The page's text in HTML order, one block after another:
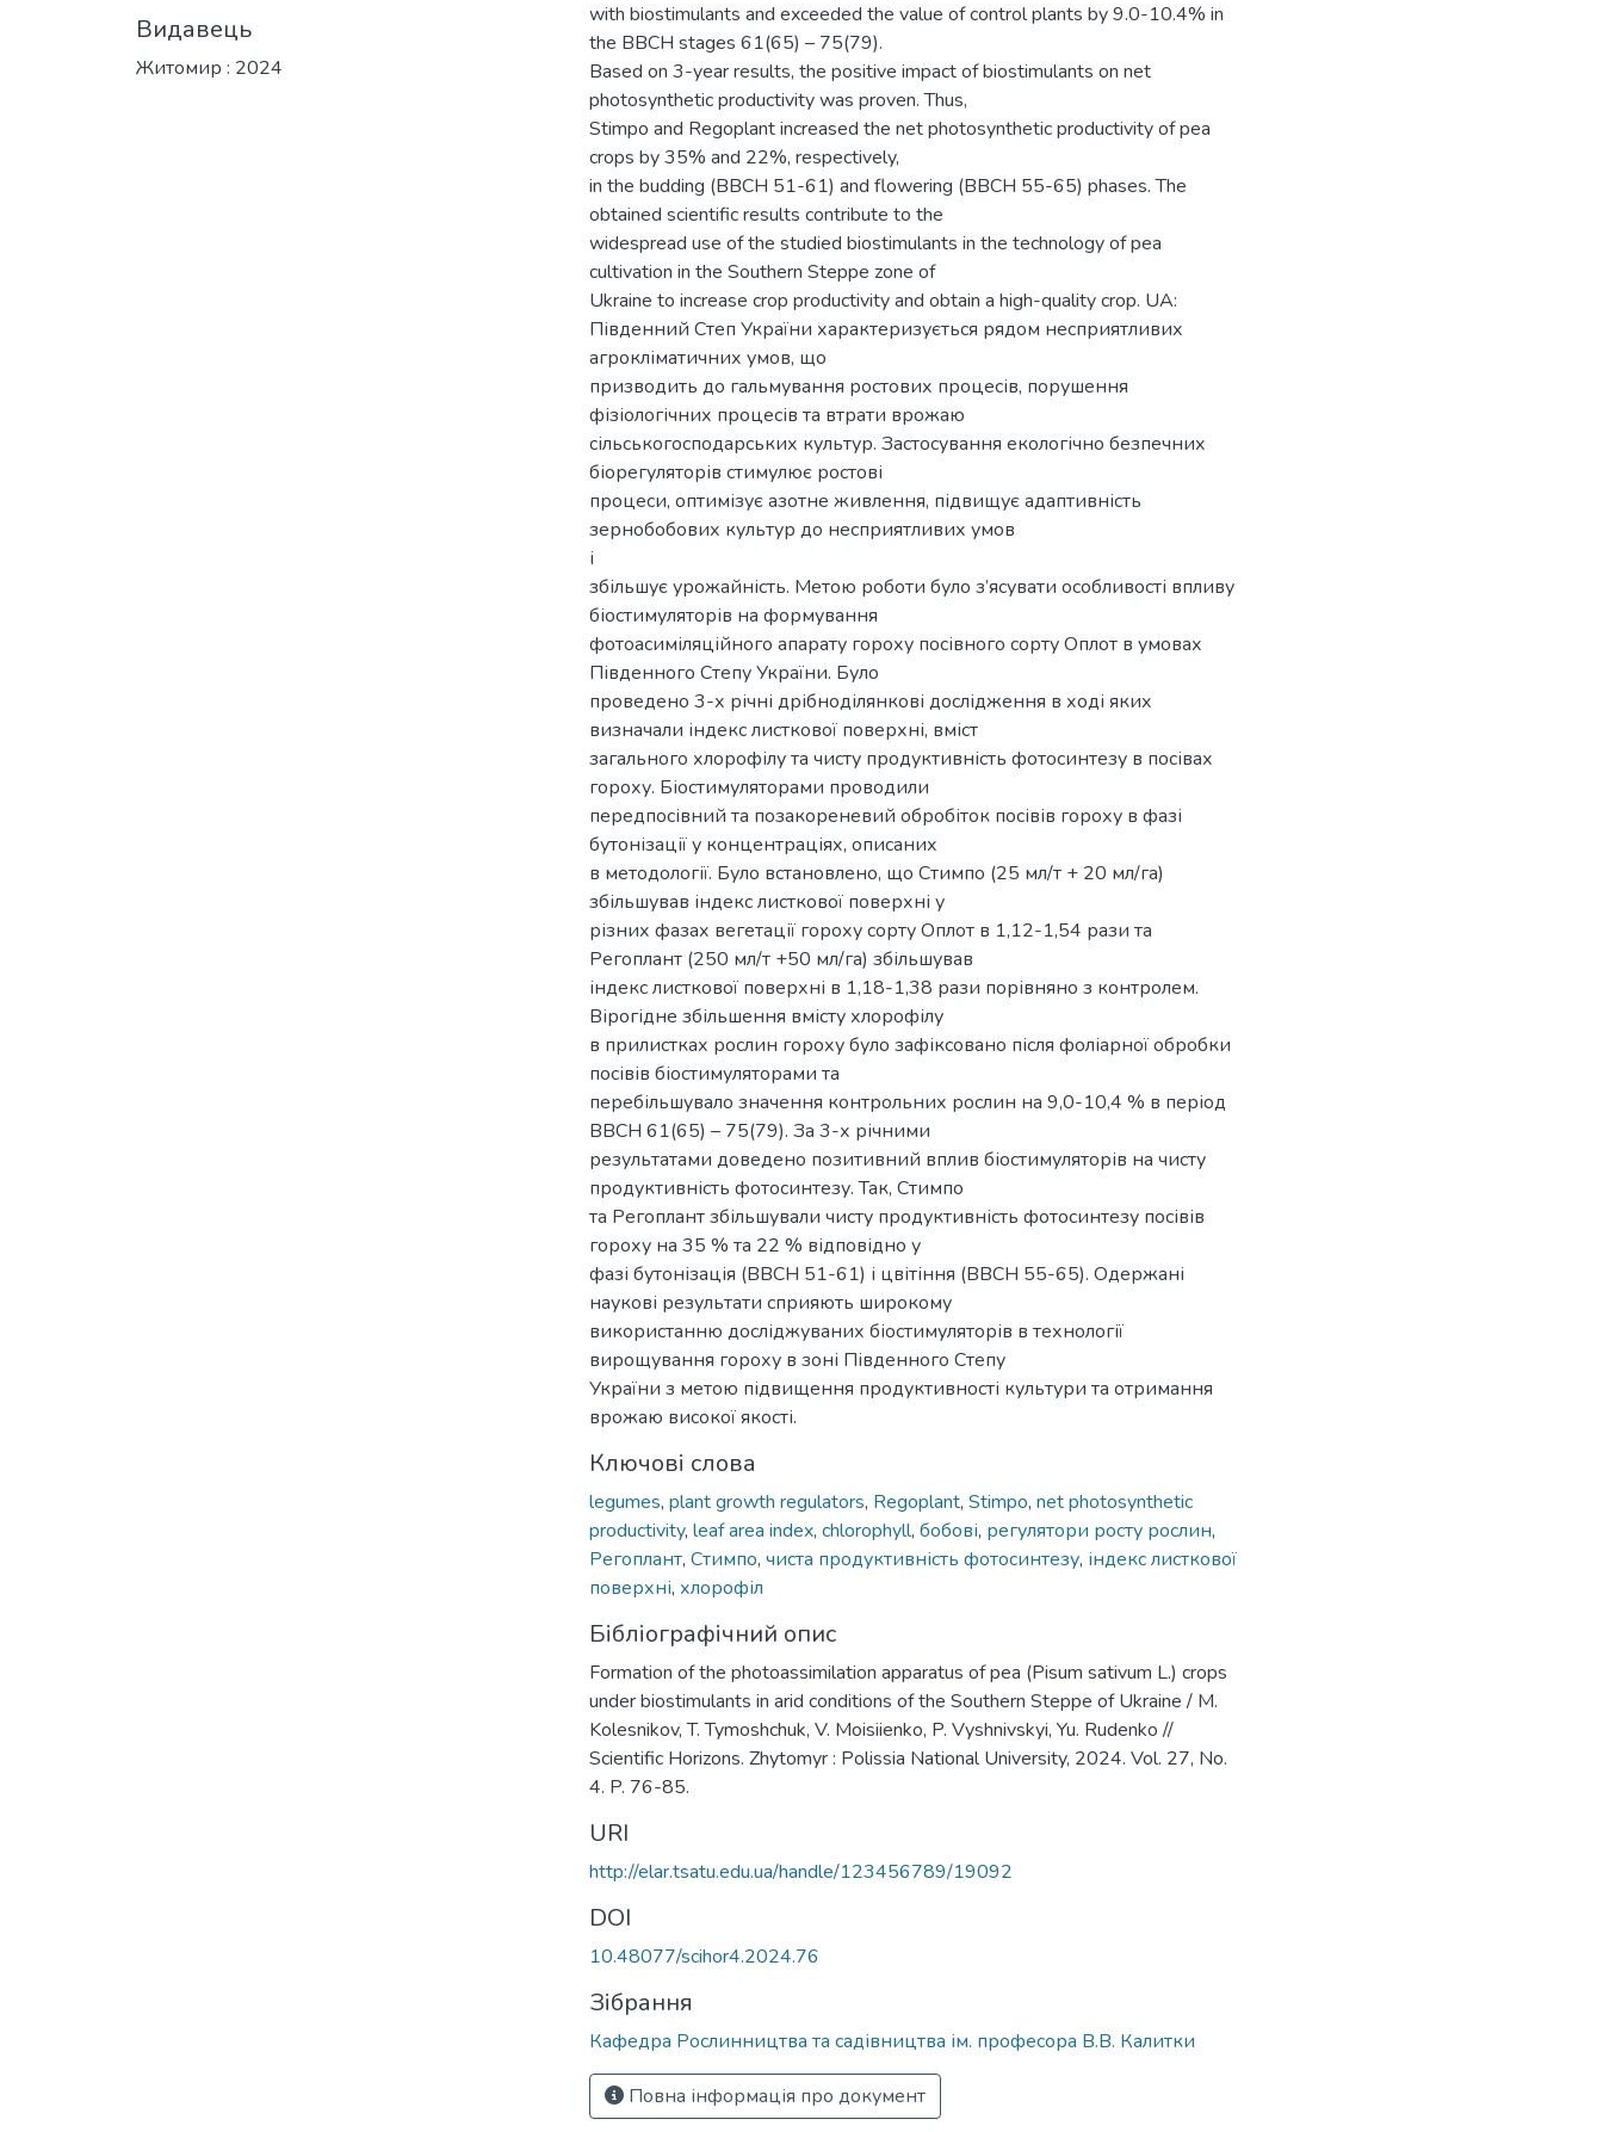
Видавець
Житомир : 2024
with biostimulants and exceeded the value of control plants by 9.0-10.4% in
the BBCH stages 61(65) – 75(79).
Based on 3-year results, the positive impact of biostimulants on net
photosynthetic productivity was proven. Thus,
Stimpo and Regoplant increased the net photosynthetic productivity of pea
crops by 35% and 22%, respectively,
in the budding (BBCH 51-61) and flowering (BBCH 55-65) phases. The
obtained scientific results contribute to the
widespread use of the studied biostimulants in the technology of pea
cultivation in the Southern Steppe zone of
Ukraine to increase crop productivity and obtain a high-quality crop. UA:
Південний Степ України характеризується рядом несприятливих
агрокліматичних умов, що
призводить до гальмування ростових процесів, порушення
фізіологічних процесів та втрати врожаю
сільськогосподарських культур. Застосування екологічно безпечних
біорегуляторів стимулює ростові
процеси, оптимізує азотне живлення, підвищує адаптивність
зернобобових культур до несприятливих умов
і
збільшує урожайність. Метою роботи було з’ясувати особливості впливу
біостимуляторів на формування
фотоасиміляційного апарату гороху посівного сорту Оплот в умовах
Південного Степу України. Було
проведено 3-х річні дрібноділянкові дослідження в ході яких
визначали індекс листкової поверхні, вміст
загального хлорофілу та чисту продуктивність фотосинтезу в посівах
гороху. Біостимуляторами проводили
передпосівний та позакореневий обробіток посівів гороху в фазі
бутонізації у концентраціях, описаних
в методології. Було встановлено, що Стимпо (25 мл/т + 20 мл/га)
збільшував індекс листкової поверхні у
різних фазах вегетації гороху сорту Оплот в 1,12-1,54 рази та
Регоплант (250 мл/т +50 мл/га) збільшував
індекс листкової поверхні в 1,18-1,38 рази порівняно з контролем.
Вірогідне збільшення вмісту хлорофілу
в прилистках рослин гороху було зафіксовано після фоліарної обробки
посівів біостимуляторами та
перебільшувало значення контрольних рослин на 9,0-10,4 % в період
ВВСН 61(65) – 75(79). За 3-х річними
результатами доведено позитивний вплив біостимуляторів на чисту
продуктивність фотосинтезу. Так, Стимпо
та Регоплант збільшували чисту продуктивність фотосинтезу посівів
гороху на 35 % та 22 % відповідно у
фазі бутонізація (BBCH 51-61) і цвітіння (ВВСН 55-65). Одержані
наукові результати сприяють широкому
використанню досліджуваних біостимуляторів в технології
вирощування гороху в зоні Південного Степу
України з метою підвищення продуктивності культури та отримання
врожаю високої якості.
Ключові слова
legumes, plant growth regulators, Regoplant, Stimpo, net photosynthetic
productivity, leaf area index, chlorophyll, бобові, регулятори росту рослин,
Регоплант, Стимпо, чиста продуктивність фотосинтезу, індекс листкової
поверхні, хлорофіл
Бібліографічний опис
Formation of the photoassimilation apparatus of pea (Pisum sativum L.) crops
under biostimulants in arid conditions of the Southern Steppe of Ukraine / M.
Kolesnikov, T. Tymoshchuk, V. Moisiienko, P. Vyshnivskyi, Yu. Rudenkо //
Scientific Horizons. Zhytomyr : Polissia National University, 2024. Vol. 27, No.
4. P. 76-85.
URI
http://elar.tsatu.edu.ua/handle/123456789/19092
DOI
10.48077/scihor4.2024.76
Зібрання
Кафедра Рослинництва та садівництва ім. професора В.В. Калитки
Повна інформація про документ